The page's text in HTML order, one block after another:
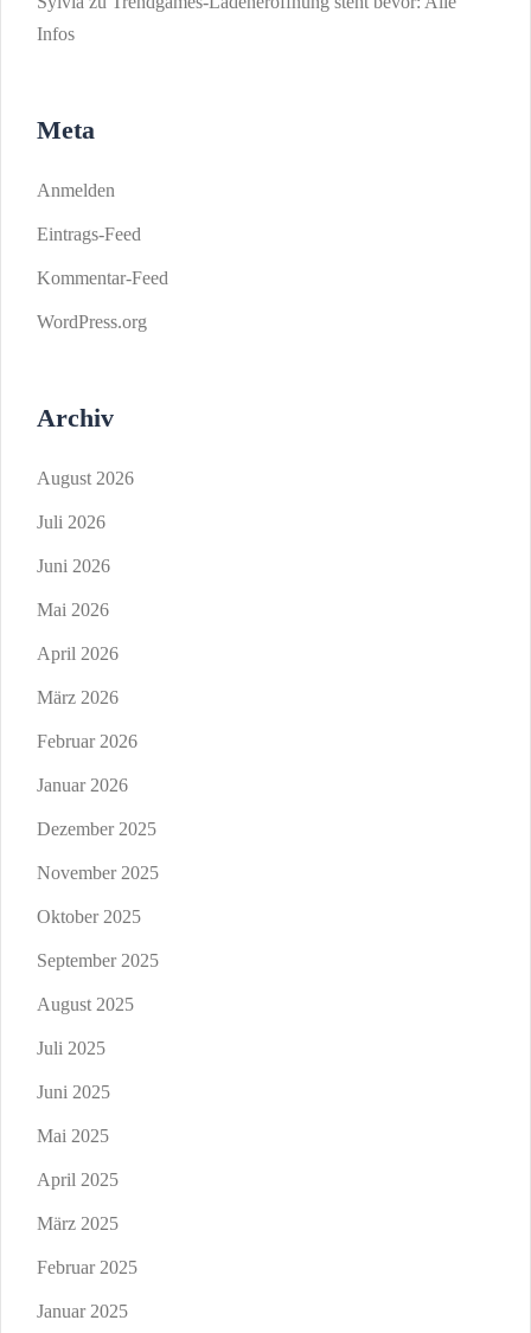
Infos
Meta
Anmelden
Eintrags-Feed
Kommentar-Feed
WordPress.org
Archiv
August 2026
Juli 2026
Juni 2026
Mai 2026
April 2026
März 2026
Februar 2026
Januar 2026
Dezember 2025
November 2025
Oktober 2025
September 2025
August 2025
Juli 2025
Juni 2025
Mai 2025
April 2025
März 2025
Februar 2025
Januar 2025